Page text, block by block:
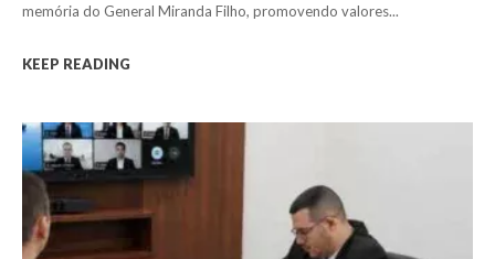
memória do General Miranda Filho, promovendo valores...
KEEP READING